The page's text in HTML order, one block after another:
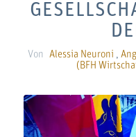
Von Alessia Neuroni ,
(BFH